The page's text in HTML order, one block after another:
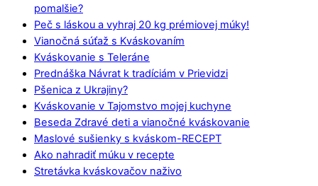
pomalšie?
Peč s láskou a vyhraj 20 kg prémiovej múky!
Vianočná súťaž s Kváskovaním
Kváskovanie s Teleráne
Prednáška Návrat k tradíciám v Prievidzi
Pšenica z Ukrajiny?
Kváskovanie v Tajomstvo mojej kuchyne
Beseda Zdravé deti a vianočné kváskovanie
Maslové sušienky s kváskom-RECEPT
Ako nahradiť múku v recepte
Stretávka kváskovačov naživo